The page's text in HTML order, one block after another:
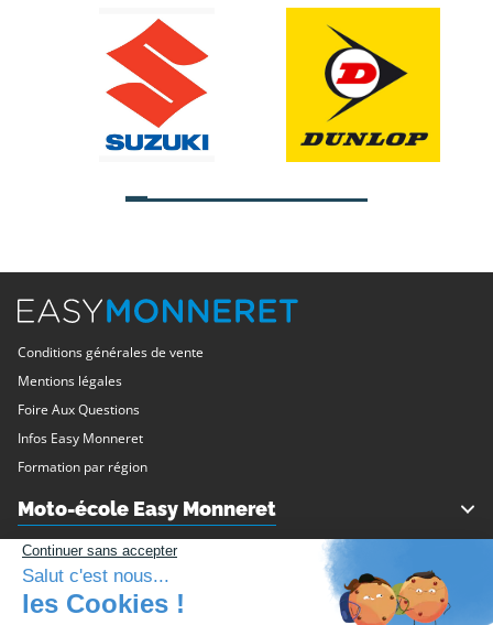
Conditions générales de vente
Mentions légales
Foire Aux Questions
Infos Easy Monneret
Formation par région
Moto-école Easy Monneret
Philippe Monneret
Nos agences / Nos circuits
Les formations
Permis Moto
Service client